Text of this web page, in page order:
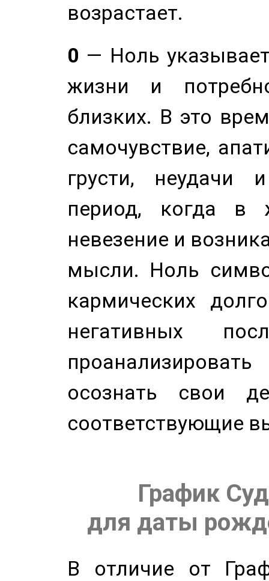
возрастает.
0 — Ноль
жизни и
близких. В это
самочувствие,
грусти, неудачи
период, когда в
невезение и
мысли. Ноль
кармических
негативных
осознать свои
соответствующие
График
для даты
В отличие от